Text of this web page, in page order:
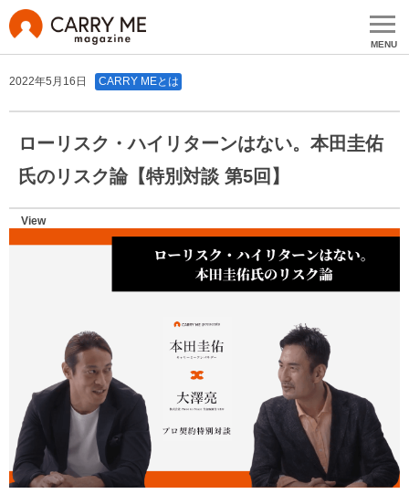
MENU
2022年5月16日 CARRY MEとは
ローリスク・ハイリターンはない。本田圭佑
氏のリスク論【特別対談 第5回】
View